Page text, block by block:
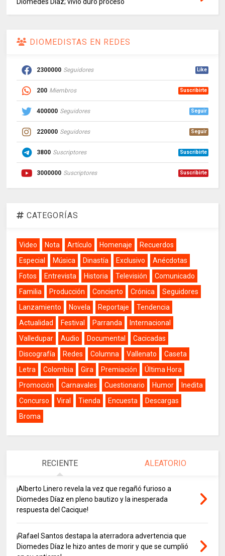
DIOMEDISTAS EN REDES
2300000 Seguidores Like
200 Miembros Suscribirte
400000 Seguidores Seguir
220000 Seguidores Seguir
3800 Suscriptores Suscribirte
3000000 Suscriptores Suscribirte
CATEGORÍAS
Video Nota Artículo Homenaje
Recuerdos
Especial
Música Dinastía Exclusivo
Anécdotas
Fotos
Entrevista Historia Televisión
Comunicado
Familia
Producción Concierto Crónica
Seguidores
Lanzamiento
Novela Reportaje
Tendencia
Actualidad
Festival Parranda
Internacional
Valledupar
Audio Documental
Cacicadas
Discografía
Redes Columna Vallenato
Caseta
Letra
Colombia Gira Premiación
Última Hora
Promoción
Carnavales Cuestionario Humor
Inedita
Concurso
Viral Tienda Encuesta
Descargas
Broma
RECIENTE ALEATORIO
¡Alberto Linero revela la vez que regañó furioso a
Diomedes Díaz en pleno bautizo y la inesperada
respuesta del Cacique!
¡Rafael Santos destapa la aterradora advertencia que
Diomedes Díaz le hizo antes de morir y que se cumplió